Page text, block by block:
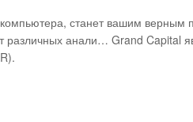
станет вашим
анали… Grand Capital